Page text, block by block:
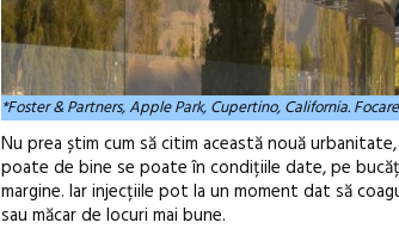
*Foster & Partners, Apple Park, Cupertino, California.
Nu prea știm cum să citim această nouă
poate de bine se poate în condițiile date, pe
margine. Iar injecțiile pot la un moment dat să
sau măcar de locuri mai bune.